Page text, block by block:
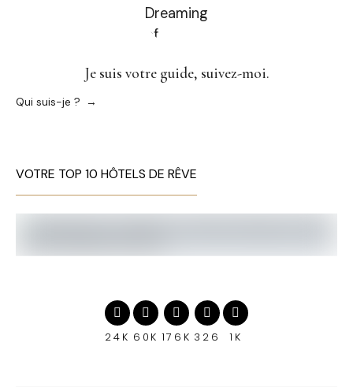
Je suis votre guide, suivez-moi.
Qui suis-je ?
VOTRE TOP 10 HÔTELS DE RÊVE
24K 60K 176K 326 1K